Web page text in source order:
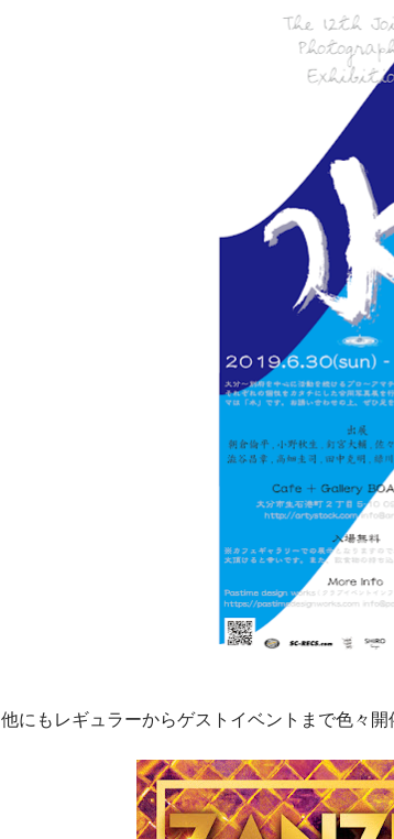
他にもレギュラーからゲストイベントまで色々